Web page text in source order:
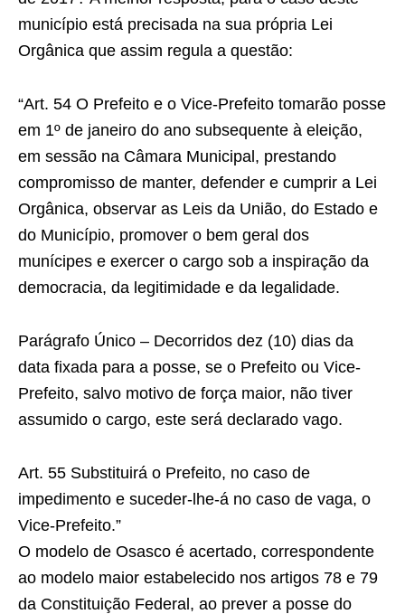
município está precisada na sua própria Lei
Orgânica que assim regula a questão:
“Art. 54 O Prefeito e o Vice-Prefeito tomarão posse
em 1º de janeiro do ano subsequente à eleição,
em sessão na Câmara Municipal, prestando
compromisso de manter, defender e cumprir a Lei
Orgânica, observar as Leis da União, do Estado e
do Município, promover o bem geral dos
munícipes e exercer o cargo sob a inspiração da
democracia, da legitimidade e da legalidade.
Parágrafo Único – Decorridos dez (10) dias da
data fixada para a posse, se o Prefeito ou Vice-
Prefeito, salvo motivo de força maior, não tiver
assumido o cargo, este será declarado vago.
Art. 55 Substituirá o Prefeito, no caso de
impedimento e suceder-lhe-á no caso de vaga, o
Vice-Prefeito.”
O modelo de Osasco é acertado, correspondente
ao modelo maior estabelecido nos artigos 78 e 79
da Constituição Federal, ao prever a posse do